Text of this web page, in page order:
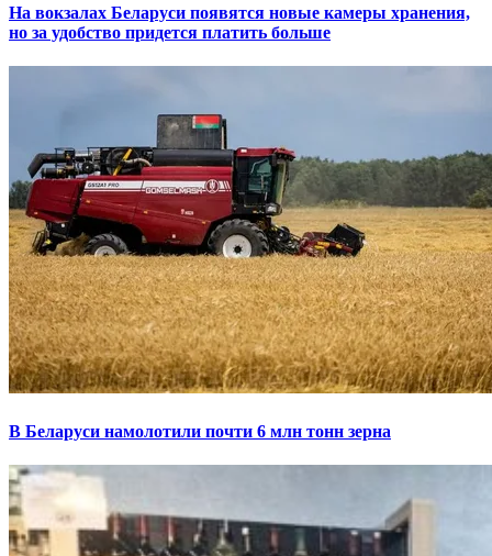
На вокзалах Беларуси появятся новые камеры хранения,
но за удобство придется платить больше
В Беларуси намолотили почти 6 млн тонн зерна